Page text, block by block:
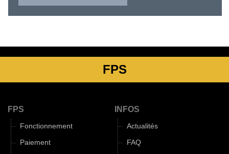
FPS
FPS
Fonctionnement
Paiement
INFOS
Actualités
FAQ